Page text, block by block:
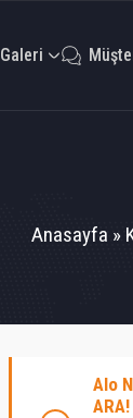
Galeri
Anasayfa »
Alo
ARA!